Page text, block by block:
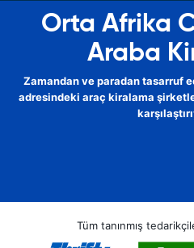
Orta Afrika
Araba
Zamandan ve paradan tasarruf
adresindeki araç kiralama
Tüm tanınmış